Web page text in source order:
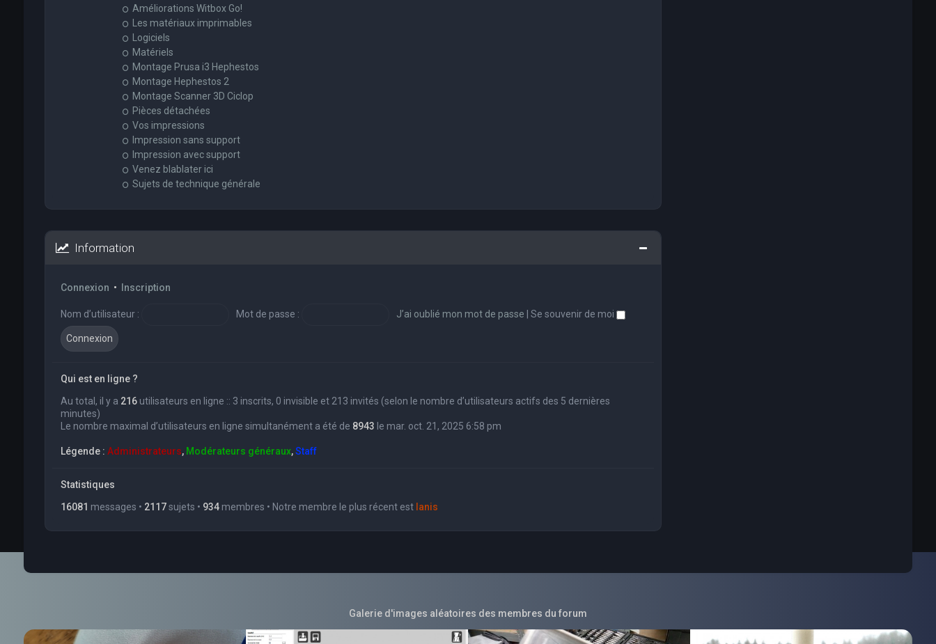
Améliorations Witbox Go!
Les matériaux imprimables
Logiciels
Matériels
Montage Prusa i3 Hephestos
Montage Hephestos 2
Montage Scanner 3D Ciclop
Pièces détachées
Vos impressions
Impression sans support
Impression avec support
Venez blablater ici
Sujets de technique générale
Information
Connexion • Inscription
Nom d’utilisateur : Mot de passe : J’ai oublié mon mot de passe Se souvenir de moi
Qui est en ligne ?
Au total, il y a 216utilisateurs en ligne :: 3 inscrits, 0 invisible et 213 invités (selon le nombre d’utilisateurs actifs des 5 dernières
minutes)
Le nombre maximal d’utilisateurs en ligne simultanément a été de 8943 le mar. oct. 21, 2025 6:58 pm
Légende : Administrateurs, Modérateurs généraux,Staff
Statistiques
16081 messages • 2117sujets • 934membres • Notre membre le plus récent est Ianis
Galerie d'images aléatoires des membres du forum